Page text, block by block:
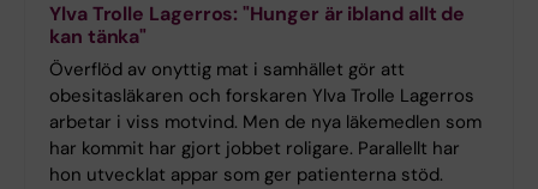
Ylva Trolle Lagerros: "Hunger är ibland allt de
kan tänka"
Överflöd av onyttig mat i samhället gör att
obesitasläkaren och forskaren Ylva Trolle Lagerros
arbetar i viss motvind. Men de nya läkemedlen som
har kommit har gjort jobbet roligare. Parallellt har
hon utvecklat appar som ger patienterna stöd.